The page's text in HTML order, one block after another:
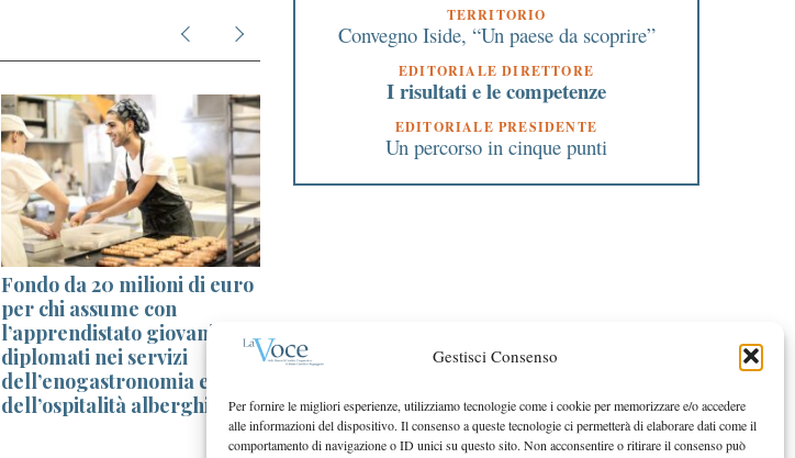
Gestisci Consenso
Per fornire le migliori esperienze, utilizziamo tecnologie come i cookie per memorizzare e/o accedere
alle informazioni del dispositivo. Il consenso a queste tecnologie ci permetterà di elaborare dati come il
comportamento di navigazione o ID unici su questo sito. Non acconsentire o ritirare il consenso può
Fondo da 20 milioni di euro
per chi assume con
l’apprendistato giovani
diplomati nei servizi
dell’enogastronomia e
dell’ospitalità alberghiera
tutelare il parco delle
TERRITORIO
Convegno Iside, “Un paese da scoprire”
EDITORIALE DIRETTORE
I risultati e le competenze
EDITORIALE PRESIDENTE
Un percorso in cinque punti